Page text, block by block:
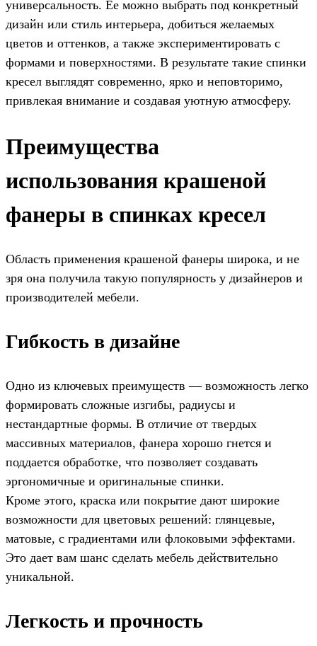
универсальность. Ее можно выбрать под конкретный
дизайн или стиль интерьера, добиться желаемых
цветов и оттенков, а также экспериментировать с
формами и поверхностями. В результате такие спинки
кресел выглядят современно, ярко и неповторимо,
привлекая внимание и создавая уютную атмосферу.
Преимущества
использования крашеной
фанеры в спинках кресел
Область применения крашеной фанеры широка, и не
зря она получила такую популярность у дизайнеров и
производителей мебели.
Гибкость в дизайне
Одно из ключевых преимуществ — возможность легко
формировать сложные изгибы, радиусы и
нестандартные формы. В отличие от твердых
массивных материалов, фанера хорошо гнется и
поддается обработке, что позволяет создавать
эргономичные и оригинальные спинки.
Кроме этого, краска или покрытие дают широкие
возможности для цветовых решений: глянцевые,
матовые, с градиентами или флоковыми эффектами.
Это дает вам шанс сделать мебель действительно
уникальной.
Легкость и прочность